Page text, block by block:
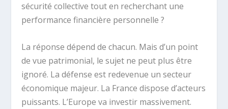
sécurité collective tout en recherchant une
performance financière personnelle ?
La réponse dépend de chacun. Mais d’un point
de vue patrimonial, le sujet ne peut plus être
ignoré. La défense est redevenue un secteur
économique majeur. La France dispose d’acteurs
puissants. L’Europe va investir massivement.